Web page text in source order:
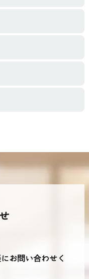
お問い合わせく